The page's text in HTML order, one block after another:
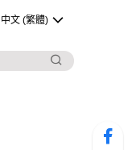
中文 (繁體)